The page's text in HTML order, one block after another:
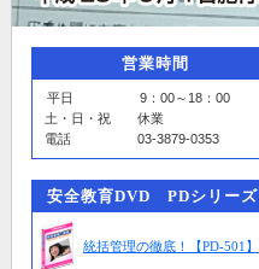
営業時間
平日 9：00～18：00
土・日・祝 休業
電話 03-3879-0353
安全教育DVD PDシリーズ
統括管理の徹底！【PD-501】